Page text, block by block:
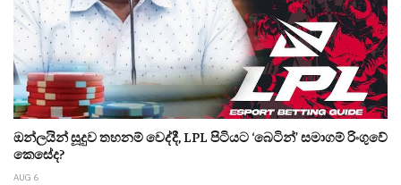
ඔන්ලයින් සූදුව තහනම් වෙද්දී, LPL පිටියට ‘බෙටින්’ සමාගම් රිංගුවේ
කෙසේද?
AUG 6